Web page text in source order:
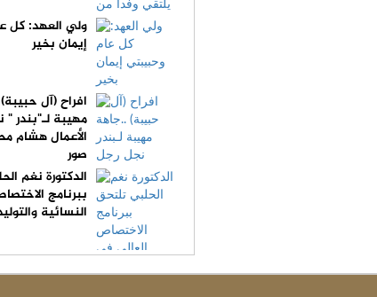
ولي العهد: كل
إيمان بخير
افراح (آل
مهيبة لـ"بندر
الأعمال هشام
صور
الدكتورة نغم
ببرنامج
النسائية